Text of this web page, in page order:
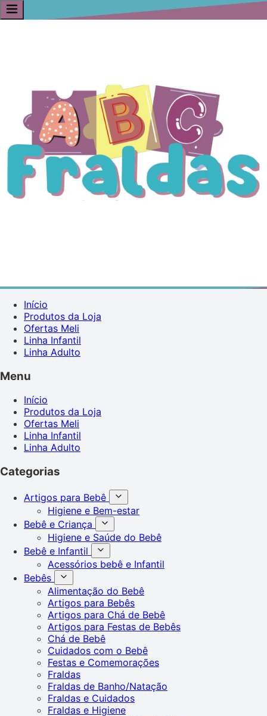
Início
Produtos da Loja
Ofertas Meli
Linha Infantil
Linha Adulto
Menu
Início
Produtos da Loja
Ofertas Meli
Linha Infantil
Linha Adulto
Categorias
Artigos para Bebê
Higiene e Bem-estar
Bebê e Criança
Higiene e Saúde do Bebê
Bebê e Infantil
Acessórios bebê e Infantil
Bebês
Alimentação do Bebê
Artigos para Bebês
Artigos para Chá de Bebê
Artigos para Festas de Bebês
Chá de Bebê
Cuidados com o Bebê
Festas e Comemorações
Fraldas
Fraldas de Banho/Natação
Fraldas e Cuidados
Fraldas e Higiene